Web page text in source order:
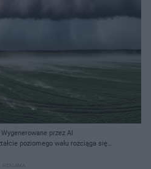
przez AI
poziomego wału rozciąga się
opada intensywny deszcz, tworząc